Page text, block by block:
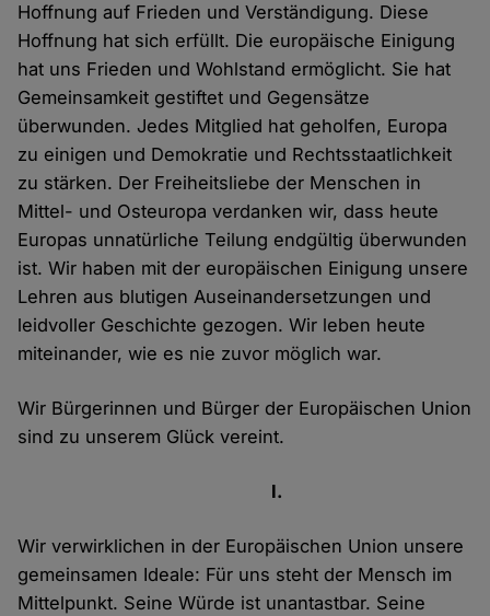
Hoffnung auf Frieden und Verständigung. Diese
Hoffnung hat sich erfüllt. Die europäische Einigung
hat uns Frieden und Wohlstand ermöglicht. Sie hat
Gemeinsamkeit gestiftet und Gegensätze
überwunden. Jedes Mitglied hat geholfen, Europa
zu einigen und Demokratie und Rechtsstaatlichkeit
zu stärken. Der Freiheitsliebe der Menschen in
Mittel- und Osteuropa verdanken wir, dass heute
Europas unnatürliche Teilung endgültig überwunden
ist. Wir haben mit der europäischen Einigung unsere
Lehren aus blutigen Auseinandersetzungen und
leidvoller Geschichte gezogen. Wir leben heute
miteinander, wie es nie zuvor möglich war.
Wir Bürgerinnen und Bürger der Europäischen Union
sind zu unserem Glück vereint.
I.
Wir verwirklichen in der Europäischen Union unsere
gemeinsamen Ideale: Für uns steht der Mensch im
Mittelpunkt. Seine Würde ist unantastbar. Seine